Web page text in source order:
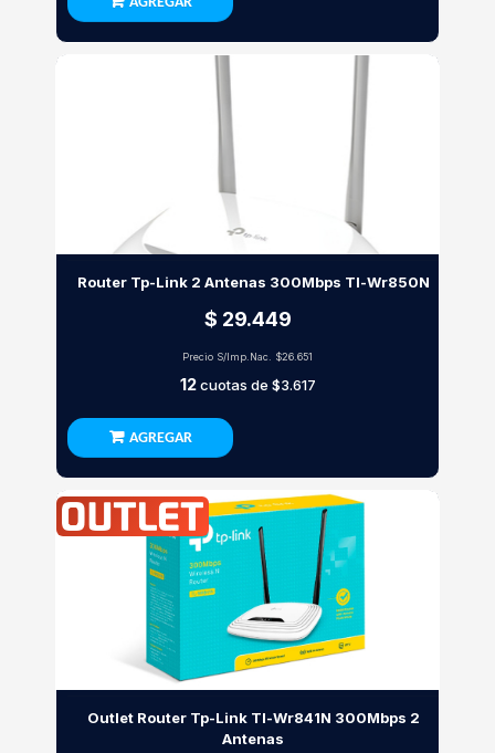
Router Tp-Link 2 Antenas 300Mbps Tl-Wr850N
$ 29.449
Precio S/Imp.Nac. $26.651
12cuotas de $3.617
AGREGAR
Outlet Router Tp-Link Tl-Wr841N 300Mbps 2
Antenas